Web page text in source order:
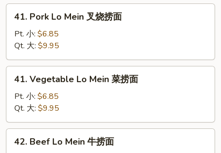
捞
Pork
Mein
叉
烧
41. Pork Lo Mein 叉烧捞面
Pt. 小: $6.85
Qt. 大: $9.95
Vegetable
Mein
菜
捞
41. Vegetable Lo Mein 菜捞面
Pt. 小: $6.85
Qt. 大: $9.95
Beef
42. Beef Lo Mein 牛捞面